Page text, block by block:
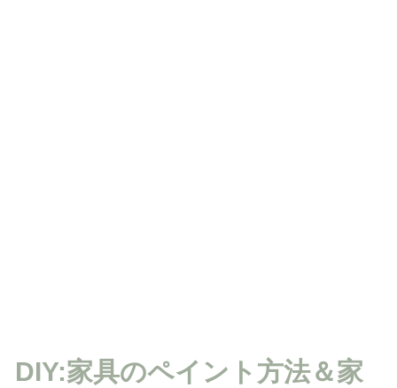
DIY:家具のペイント方法＆家